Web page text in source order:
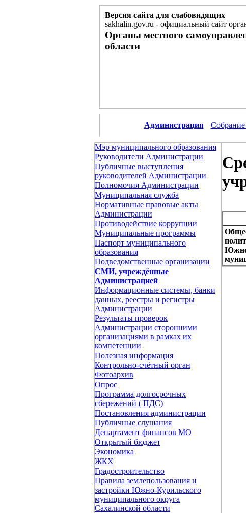
Версия сайта для слабовидящих
sakhalin.gov.ru - официальный сайт
Органы местного
области
Администрация Собрание
Мэр муниципального образования
Руководители Администрации
Публичные выступления
руководителей Администрации
Полномочия Администрации
Муниципальная служба
Нормативные правовые акты
Администрации
Противодействие коррупции
Муниципальные программы
Паспорт муниципального
образования
Подведомственные организации
СМИ, учреждённые
Администрацией
Информационные системы, банки
данных, реестры и регистры
Администрации
Результаты проверок
Администрации сторонними
организациями в рамках их
компетенции
Полезная информация
Контрольно-счётный орган
Фотоархив
Опрос
Программа долгосрочных
сбережений ( ПДС)
Постановления администрации
Публичные слушания
Департамент финансов МО
Открытый бюджет
Экономика
ЖКХ
Градостроительство
Правила землепользования и
застройки Южно-Курильского
муниципального округа
Сахалинской области